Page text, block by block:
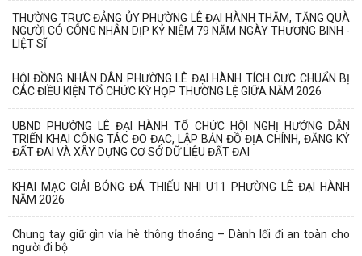
THƯỜNG TRỰC ĐẢNG ỦY PHƯỜNG LÊ ĐẠI HÀNH THĂM, TẶNG QUÀ
NGƯỜI CÓ CÔNG NHÂN DỊP KỶ NIỆM 79 NĂM NGÀY THƯƠNG BINH -
LIỆT SĨ
HỘI ĐỒNG NHÂN DÂN PHƯỜNG LÊ ĐẠI HÀNH TÍCH CỰC CHUẨN BỊ
CÁC ĐIỀU KIỆN TỔ CHỨC KỲ HỌP THƯỜNG LỆ GIỮA NĂM 2026
UBND PHƯỜNG LÊ ĐẠI HÀNH TỔ CHỨC HỘI NGHỊ HƯỚNG DẪN
TRIỂN KHAI CÔNG TÁC ĐO ĐẠC, LẬP BẢN ĐỒ ĐỊA CHÍNH, ĐĂNG KÝ
ĐẤT ĐAI VÀ XÂY DỰNG CƠ SỞ DỮ LIỆU ĐẤT ĐAI
KHAI MẠC GIẢI BÓNG ĐÁ THIẾU NHI U11 PHƯỜNG LÊ ĐẠI HÀNH
NĂM 2026
Chung tay giữ gìn vỉa hè thông thoáng – Dành lối đi an toàn cho
người đi bộ
V/v triển khai, thực hiện Dự án bồi thường, hỗ trợ, giải phóng mặt bằng
phục vụ Dự án tuyến đường...
THÔNG BÁO THU HỒI ĐẤT ĐỂ THỰC HIỆN DỰ ÁN BỒI THƯỜNG, HỖ
TRỢ, GIẢI PHÓNG MẶT BẰNG, PHỤC VỤ DỰ ÁN...
PHƯỜNG LÊ ĐẠI HÀNH TỔ CHỨC HỘI NGHỊ TRIỂN KHAI THÔNG TIN VỀ
CÔNG TÁC GIẢI PHÓNG MẶT BẰNG DỰ ÁN...
PHƯỜNG LÊ ĐẠI HÀNH TỔ CHỨC LỄ CẦU SIÊU TRI ÂN CÁC ANH HÙNG
LIỆT SĨ